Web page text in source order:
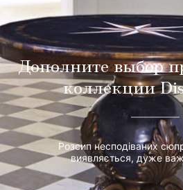
Дополните выбор
коллекции
Розсип несподіваних
виявляється, дуже